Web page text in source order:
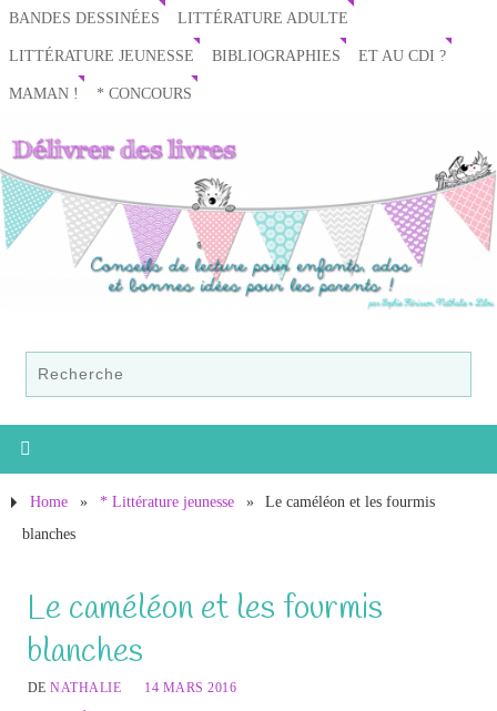
BANDES DESSINÉES LITTÉRATURE ADULTE
LITTÉRATURE JEUNESSE BIBLIOGRAPHIES ET AU CDI ?
MAMAN ! * CONCOURS
Home » * Littérature jeunesse »
Le caméléon et les fourmis
blanches
Le caméléon et les fourmis
blanches
DENATHALIE
14 MARS 2016